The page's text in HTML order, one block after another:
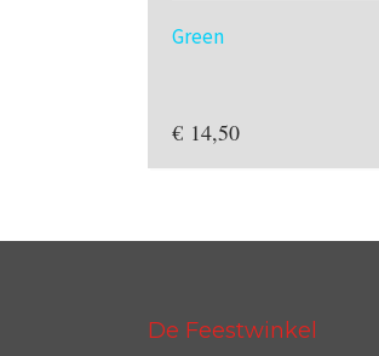
Green
€ 14,50
De Feestwinkel